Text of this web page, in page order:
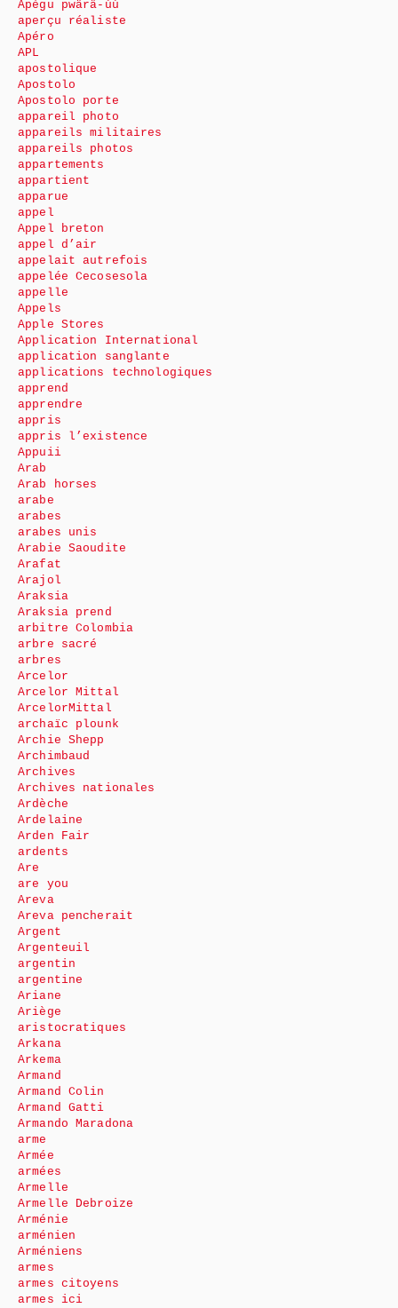
Apégu pwärä-ùù
aperçu réaliste
Apéro
APL
apostolique
Apostolo
Apostolo porte
appareil photo
appareils militaires
appareils photos
appartements
appartient
apparue
appel
Appel breton
appel d’air
appelait autrefois
appelée Cecosesola
appelle
Appels
Apple Stores
Application International
application sanglante
applications technologiques
apprend
apprendre
appris
appris l’existence
Appuii
Arab
Arab horses
arabe
arabes
arabes unis
Arabie Saoudite
Arafat
Arajol
Araksia
Araksia prend
arbitre Colombia
arbre sacré
arbres
Arcelor
Arcelor Mittal
ArcelorMittal
archaïc plounk
Archie Shepp
Archimbaud
Archives
Archives nationales
Ardèche
Ardelaine
Arden Fair
ardents
Are
are you
Areva
Areva pencherait
Argent
Argenteuil
argentin
argentine
Ariane
Ariège
aristocratiques
Arkana
Arkema
Armand
Armand Colin
Armand Gatti
Armando Maradona
arme
Armée
armées
Armelle
Armelle Debroize
Arménie
arménien
Arméniens
armes
armes citoyens
armes ici